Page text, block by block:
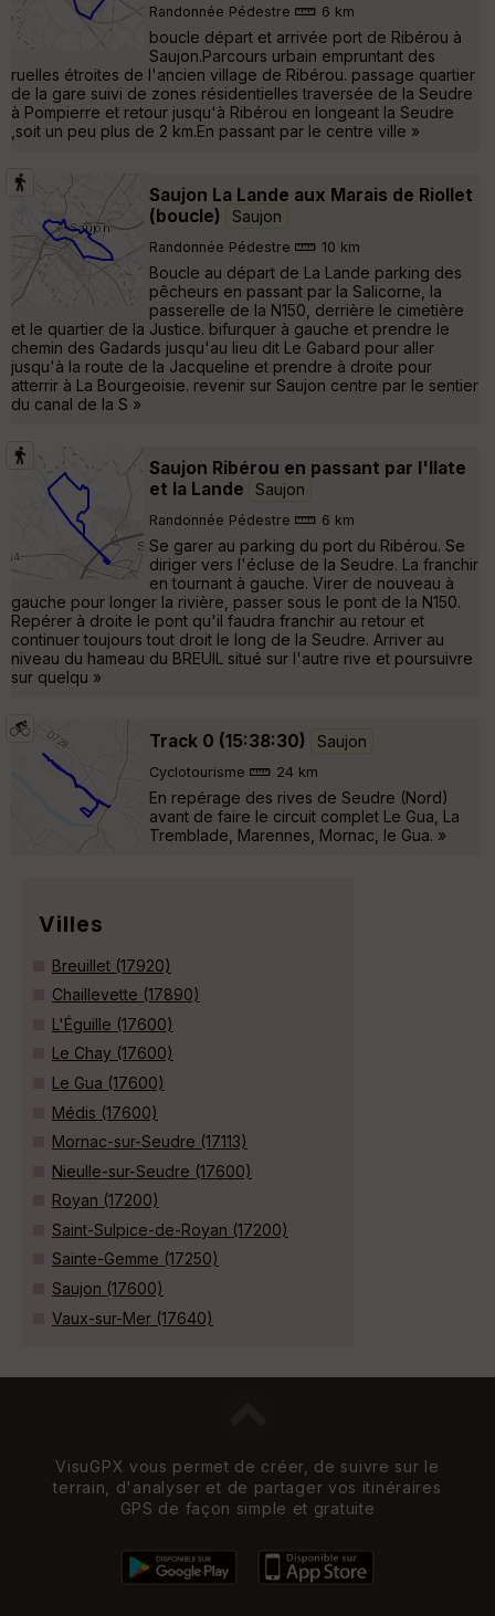
Randonnée Pédestre 6 km
boucle départ et arrivée port de Ribérou à
Saujon.Parcours urbain empruntant des
ruelles étroites de l'ancien village de Ribérou. passage quartier
de la gare suivi de zones résidentielles traversée de la Seudre
à Pompierre et retour jusqu'à Ribérou en longeant la Seudre
,soit un peu plus de 2 km.En passant par le centre ville »
Saujon La Lande aux Marais de Riollet
(boucle)
Saujon
Randonnée Pédestre 10 km
Boucle au départ de La Lande parking des
pêcheurs en passant par la Salicorne, la
passerelle de la N150, derrière le cimetière
et le quartier de la Justice. bifurquer à gauche et prendre le
chemin des Gadards jusqu'au lieu dit Le Gabard pour aller
jusqu'à la route de la Jacqueline et prendre à droite pour
atterrir à La Bourgeoisie. revenir sur Saujon centre par le sentier
du canal de la S »
Saujon Ribérou en passant par l'Ilate
et la Lande
Saujon
Randonnée Pédestre 6 km
Se garer au parking du port du Ribérou. Se
diriger vers l'écluse de la Seudre. La franchir
en tournant à gauche. Virer de nouveau à
gauche pour longer la rivière, passer sous le pont de la N150.
Repérer à droite le pont qu'il faudra franchir au retour et
continuer toujours tout droit le long de la Seudre. Arriver au
niveau du hameau du BREUIL situé sur l'autre rive et poursuivre
sur quelqu »
Track 0 (15:38:30) Saujon
Cyclotourisme 24 km
En repérage des rives de Seudre (Nord)
avant de faire le circuit complet Le Gua, La
Tremblade, Marennes, Mornac, le Gua. »
Villes
Breuillet (17920)
Chaillevette (17890)
L'Éguille (17600)
Le Chay (17600)
Le Gua (17600)
Médis (17600)
Mornac-sur-Seudre (17113)
Nieulle-sur-Seudre (17600)
Royan (17200)
Saint-Sulpice-de-Royan (17200)
Sainte-Gemme (17250)
Saujon (17600)
Vaux-sur-Mer (17640)
VisuGPX vous permet de créer, de suivre sur le
terrain, d'analyser et de partager vos itinéraires
GPS de façon simple et gratuite